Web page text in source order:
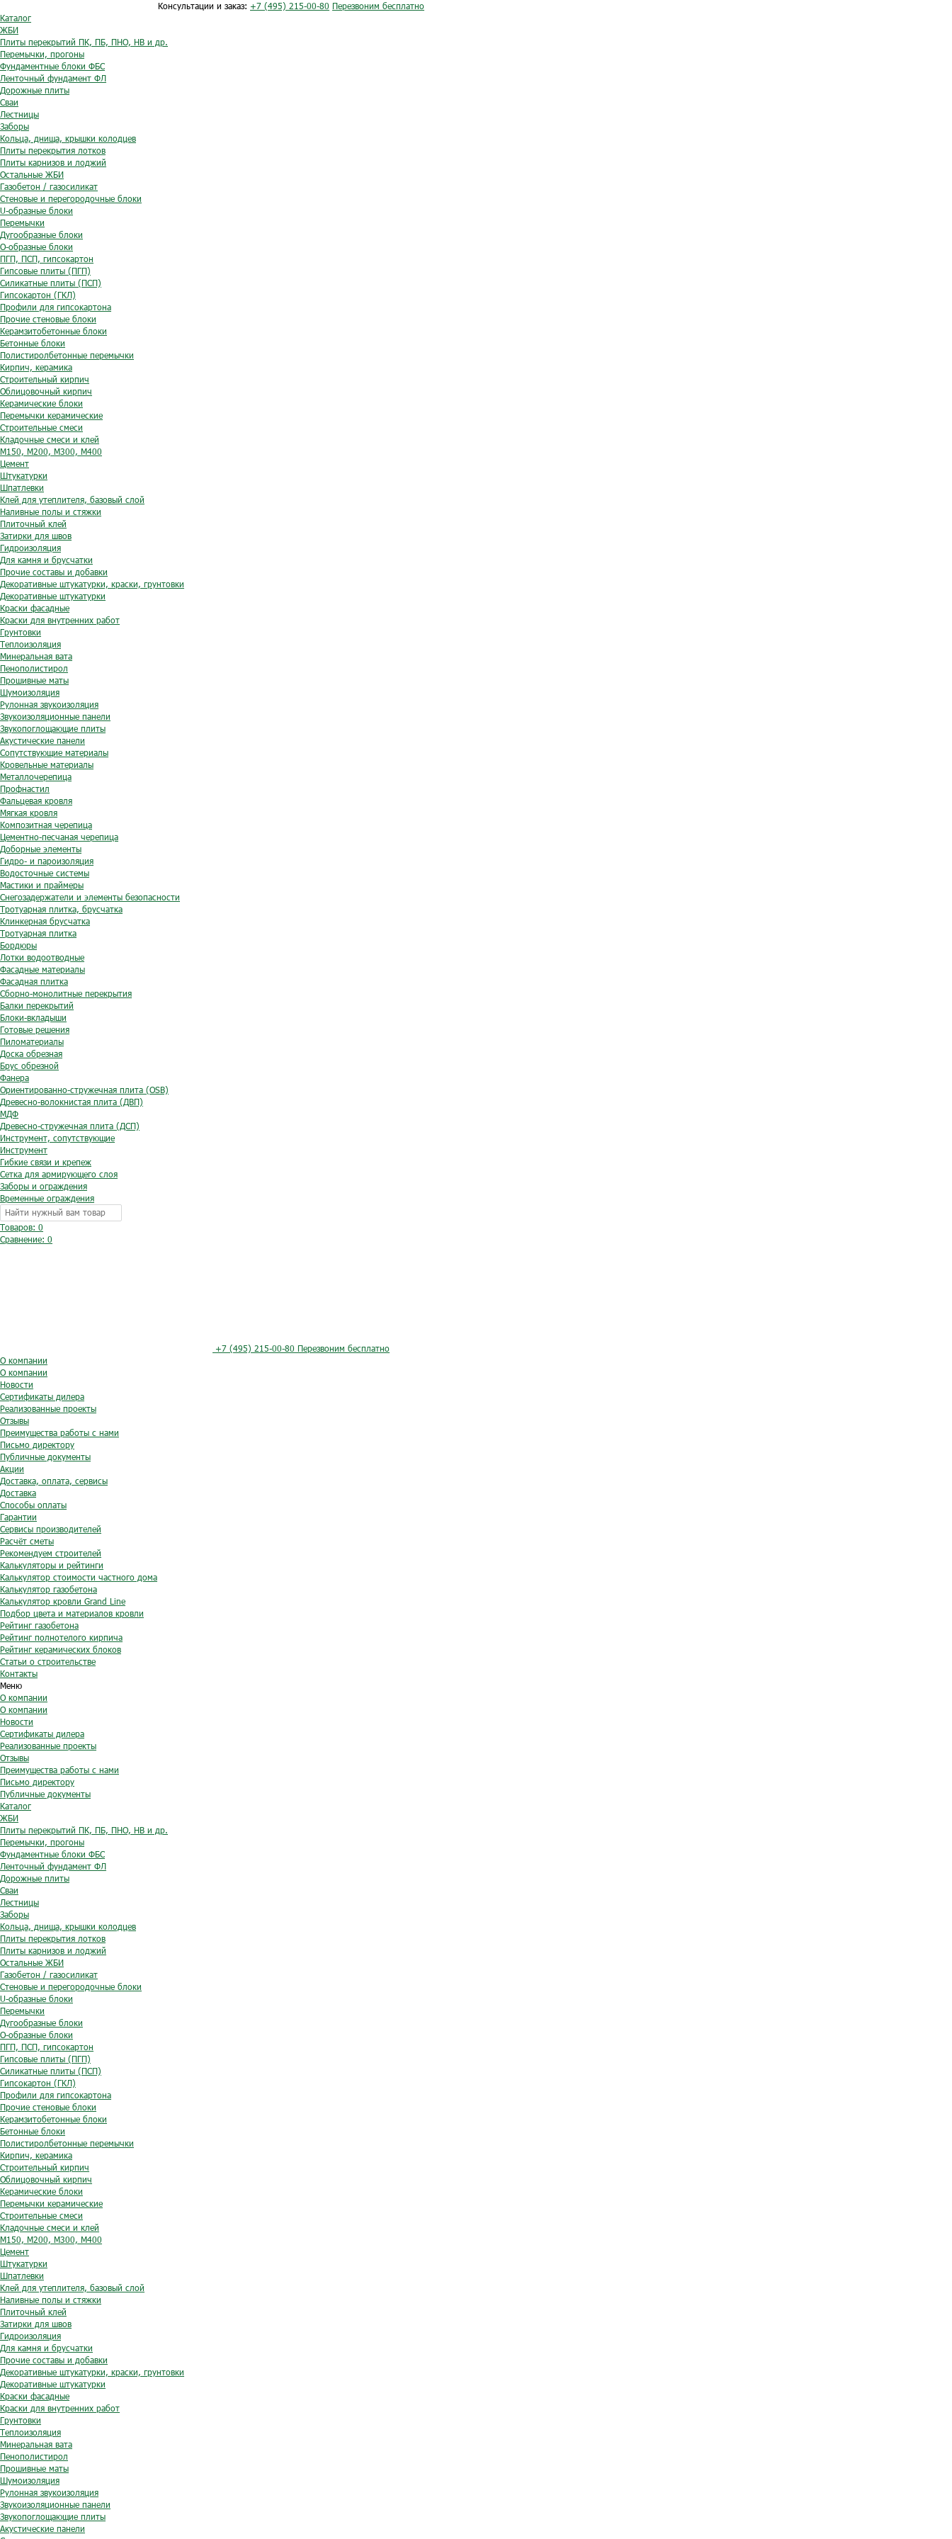
Консультации и заказ: +7 (495) 215-00-80 Перезвоним бесплатно
Каталог
ЖБИ
Плиты перекрытий ПК, ПБ, ПНО, НВ и др.
Перемычки, прогоны
Фундаментные блоки ФБС
Ленточный фундамент ФЛ
Дорожные плиты
Сваи
Лестницы
Заборы
Кольца, днища, крышки колодцев
Плиты перекрытия лотков
Плиты карнизов и лоджий
Остальные ЖБИ
Газобетон / газосиликат
Стеновые и перегородочные блоки
U-образные блоки
Перемычки
Дугообразные блоки
O-образные блоки
ПГП, ПСП, гипсокартон
Гипсовые плиты (ПГП)
Силикатные плиты (ПСП)
Гипсокартон (ГКЛ)
Профили для гипсокартона
Прочие стеновые блоки
Керамзитобетонные блоки
Бетонные блоки
Полистиролбетонные перемычки
Кирпич, керамика
Строительный кирпич
Облицовочный кирпич
Керамические блоки
Перемычки керамические
Строительные смеси
Кладочные смеси и клей
М150, М200, М300, М400
Цемент
Штукатурки
Шпатлевки
Клей для утеплителя, базовый слой
Наливные полы и стяжки
Плиточный клей
Затирки для швов
Гидроизоляция
Для камня и брусчатки
Прочие составы и добавки
Декоративные штукатурки, краски, грунтовки
Декоративные штукатурки
Краски фасадные
Краски для внутренних работ
Грунтовки
Теплоизоляция
Минеральная вата
Пенополистирол
Прошивные маты
Шумоизоляция
Рулонная звукоизоляция
Звукоизоляционные панели
Звукопоглощающие плиты
Акустические панели
Сопутствующие материалы
Кровельные материалы
Металлочерепица
Профнастил
Фальцевая кровля
Мягкая кровля
Композитная черепица
Цементно-песчаная черепица
Доборные элементы
Гидро- и пароизоляция
Водосточные системы
Мастики и праймеры
Снегозадержатели и элементы безопасности
Тротуарная плитка, брусчатка
Клинкерная брусчатка
Тротуарная плитка
Бордюры
Лотки водоотводные
Фасадные материалы
Фасадная плитка
Сборно-монолитные перекрытия
Балки перекрытий
Блоки-вкладыши
Готовые решения
Пиломатериалы
Доска обрезная
Брус обрезной
Фанера
Ориентированно-стружечная плита (OSB)
Древесно-волокнистая плита (ДВП)
МДФ
Древесно-стружечная плита (ДСП)
Инструмент, сопутствующие
Инструмент
Гибкие связи и крепеж
Сетка для армирующего слоя
Заборы и ограждения
Временные ограждения
Товаров: 0
Сравнение: 0
+7 (495) 215-00-80 Перезвоним бесплатно
О компании
О компании
Новости
Сертификаты дилера
Реализованные проекты
Отзывы
Преимущества работы с нами
Письмо директору
Публичные документы
Акции
Доставка, оплата, сервисы
Доставка
Способы оплаты
Гарантии
Сервисы производителей
Расчёт сметы
Рекомендуем строителей
Калькуляторы и рейтинги
Калькулятор стоимости частного дома
Калькулятор газобетона
Калькулятор кровли Grand Line
Подбор цвета и материалов кровли
Рейтинг газобетона
Рейтинг полнотелого кирпича
Рейтинг керамических блоков
Статьи о строительстве
Контакты
Меню
О компании
О компании
Новости
Сертификаты дилера
Реализованные проекты
Отзывы
Преимущества работы с нами
Письмо директору
Публичные документы
Каталог
ЖБИ
Плиты перекрытий ПК, ПБ, ПНО, НВ и др.
Перемычки, прогоны
Фундаментные блоки ФБС
Ленточный фундамент ФЛ
Дорожные плиты
Сваи
Лестницы
Заборы
Кольца, днища, крышки колодцев
Плиты перекрытия лотков
Плиты карнизов и лоджий
Остальные ЖБИ
Газобетон / газосиликат
Стеновые и перегородочные блоки
U-образные блоки
Перемычки
Дугообразные блоки
O-образные блоки
ПГП, ПСП, гипсокартон
Гипсовые плиты (ПГП)
Силикатные плиты (ПСП)
Гипсокартон (ГКЛ)
Профили для гипсокартона
Прочие стеновые блоки
Керамзитобетонные блоки
Бетонные блоки
Полистиролбетонные перемычки
Кирпич, керамика
Строительный кирпич
Облицовочный кирпич
Керамические блоки
Перемычки керамические
Строительные смеси
Кладочные смеси и клей
М150, М200, М300, М400
Цемент
Штукатурки
Шпатлевки
Клей для утеплителя, базовый слой
Наливные полы и стяжки
Плиточный клей
Затирки для швов
Гидроизоляция
Для камня и брусчатки
Прочие составы и добавки
Декоративные штукатурки, краски, грунтовки
Декоративные штукатурки
Краски фасадные
Краски для внутренних работ
Грунтовки
Теплоизоляция
Минеральная вата
Пенополистирол
Прошивные маты
Шумоизоляция
Рулонная звукоизоляция
Звукоизоляционные панели
Звукопоглощающие плиты
Акустические панели